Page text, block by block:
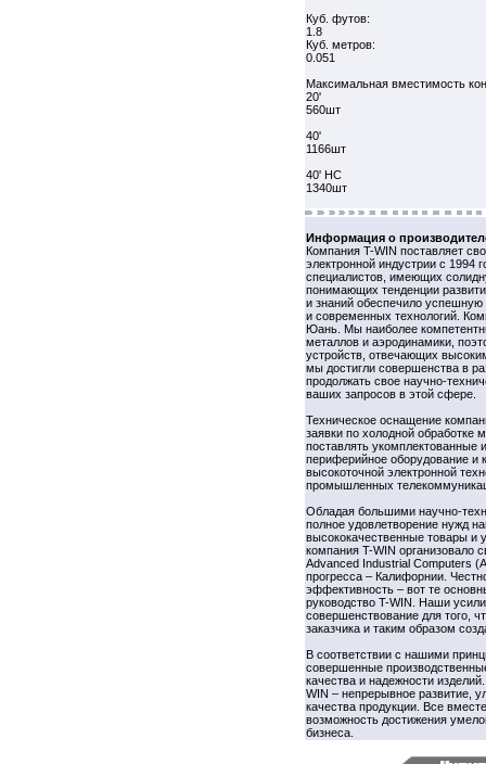
Куб. футов:
1.8
Куб. метров:
0.051
Максимальная вместимость
20'
560шт
40'
1166шт
40' HC
1340шт
Информация о
Компания T-WIN поставляет
электронной индустрии с 1994
специалистов, имеющих
понимающих тенденции
и знаний обеспечило успешную
и современных технологий.
Юань. Мы наиболее
металлов и аэродинамики,
устройств, отвечающих
мы достигли совершенства в
продолжать свое научно-
ваших запросов в этой сфере.
Техническое оснащение
заявки по холодной обработке
поставлять укомплектованные
периферийное оборудование и
высокоточной электронной
промышленных
Обладая большими научно-
полное удовлетворение нужд
высококачественные товары и
компания T-WIN
Advanced Industrial Computers
прогресса – Калифорнии.
эффективность – вот те
руководство T-WIN. Наши
совершенствование для того,
заказчика и таким образом
В соответствии с нашими
совершенные
качества и надежности
WIN – непрерывное развитие,
качества продукции. Все
возможность достижения
бизнеса.